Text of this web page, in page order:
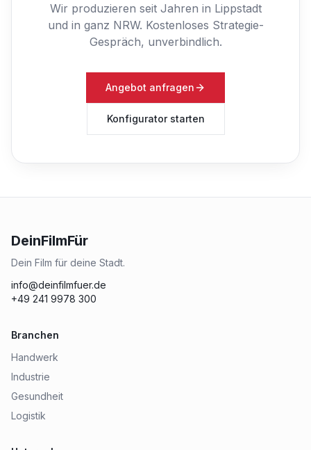
Wir produzieren seit Jahren in Lippstadt
und in ganz NRW. Kostenloses Strategie-
Gespräch, unverbindlich.
Angebot anfragen
Konfigurator starten
DeinFilmFür
Dein Film für deine Stadt.
info@deinfilmfuer.de
+49 241 9978 300
Branchen
Handwerk
Industrie
Gesundheit
Logistik